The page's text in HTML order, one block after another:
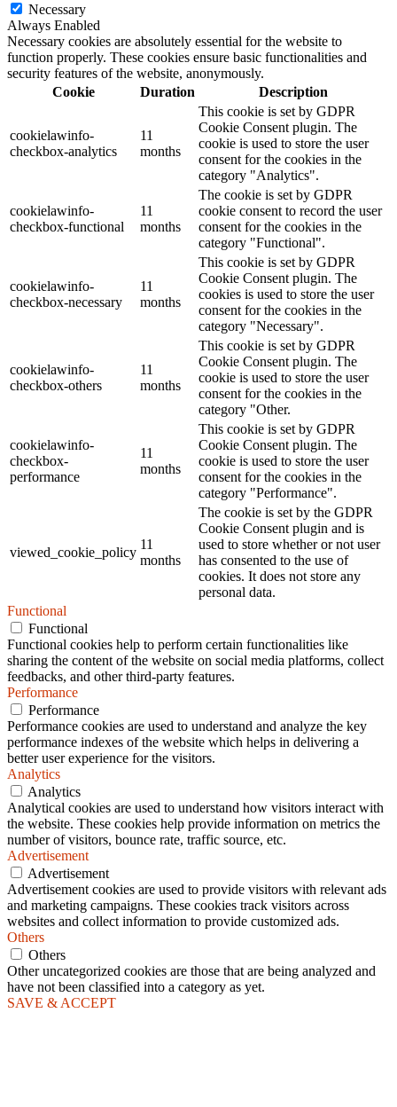
Necessary
Always Enabled
Necessary cookies are absolutely essential for the website to
function properly. These cookies ensure basic functionalities and
security features of the website, anonymously.
Cookie
Duration Description
cookielawinfo-
checkbox-analytics
11
months
This cookie is set by GDPR
Cookie Consent plugin. The
cookie is used to store the user
consent for the cookies in the
category "Analytics".
cookielawinfo-
checkbox-functional
11
months
The cookie is set by GDPR
cookie consent to record the user
consent for the cookies in the
category "Functional".
cookielawinfo-
checkbox-necessary
11
months
This cookie is set by GDPR
Cookie Consent plugin. The
cookies is used to store the user
consent for the cookies in the
category "Necessary".
cookielawinfo-
checkbox-others
11
months
This cookie is set by GDPR
Cookie Consent plugin. The
cookie is used to store the user
consent for the cookies in the
category "Other.
cookielawinfo-
checkbox-
performance
11
months
This cookie is set by GDPR
Cookie Consent plugin. The
cookie is used to store the user
consent for the cookies in the
category "Performance".
viewed_cookie_policy
11
months
The cookie is set by the GDPR
Cookie Consent plugin and is
used to store whether or not user
has consented to the use of
cookies. It does not store any
personal data.
Functional
Functional
Functional cookies help to perform certain functionalities like
sharing the content of the website on social media platforms, collect
feedbacks, and other third-party features.
Performance
Performance
Performance cookies are used to understand and analyze the key
performance indexes of the website which helps in delivering a
better user experience for the visitors.
Analytics
Analytics
Analytical cookies are used to understand how visitors interact with
the website. These cookies help provide information on metrics the
number of visitors, bounce rate, traffic source, etc.
Advertisement
Advertisement
Advertisement cookies are used to provide visitors with relevant ads
and marketing campaigns. These cookies track visitors across
websites and collect information to provide customized ads.
Others
Others
Other uncategorized cookies are those that are being analyzed and
have not been classified into a category as yet.
SAVE & ACCEPT